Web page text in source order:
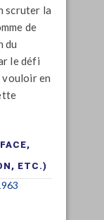
scruter la
de
du
le défi
vouloir en
ETC.)